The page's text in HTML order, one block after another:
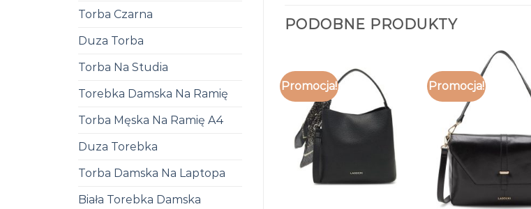
Torba Czarna
Duza Torba
Torba Na Studia
Torebka Damska Na Ramię
Torba Męska Na Ramię A4
Duza Torebka
Torba Damska Na Laptopa
Biała Torebka Damska
PODOBNE PRODUKTY
Promocja! Promocja!